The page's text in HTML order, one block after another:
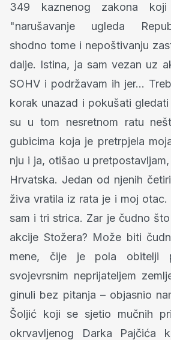
349 kaznenog zakona
"narušavanje ugleda
shodno tome i nepoštivanju
dalje. Istina, ja sam vezan uz
SOHV i podržavam ih jer...
korak unazad i pokušati
su u tom nesretnom ratu
gubicima koja je pretrpjela
nju i ja, otišao u
Hrvatska. Jedan od njenih
živa vratila iz rata je i moj
sam i tri strica. Zar je čudno
akcije Stožera? Može biti
mene, čije je pola obitelji
svojevrsnim neprijateljem
ginuli bez pitanja – objasnio
Šoljić koji se sjetio mučnih
okrvavljenog Darka Pajčića